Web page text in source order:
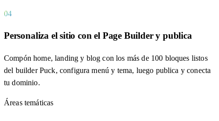
04
Personaliza el sitio con el Page Builder y publica
Compón home, landing y blog con los más de 100 bloques listos
del builder Puck, configura menú y tema, luego publica y conecta
tu dominio.
Áreas temáticas